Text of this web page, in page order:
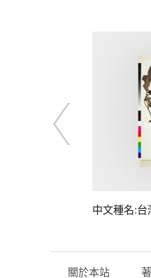
中文種名:台
關於本站